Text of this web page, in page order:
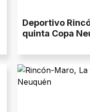
Deportivo
quinta Copa